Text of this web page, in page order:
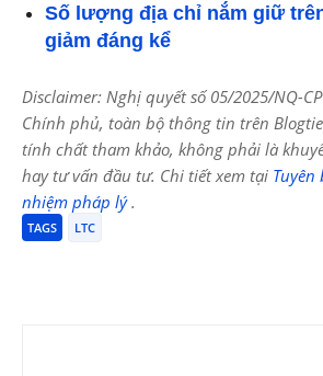
Số lượng địa chỉ nắm giữ
giảm đáng kể
Disclaimer: Nghị quyết số 05/2025/NQ-
Chính phủ, toàn bộ thông tin trên
tính chất tham khảo, không phải là
hay tư vấn đầu tư. Chi tiết xem tại
nhiệm pháp lý.
TAGS LTC